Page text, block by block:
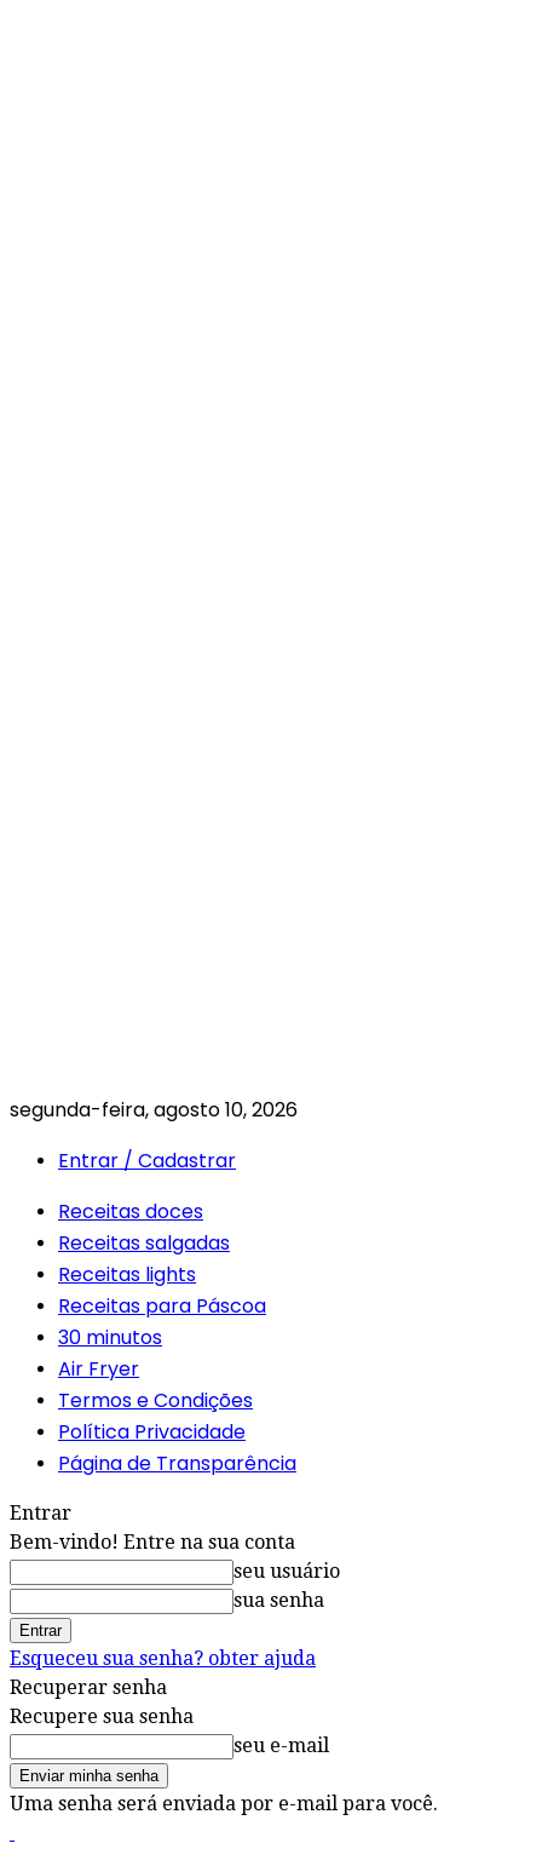
segunda-feira, agosto 10, 2026
Entrar / Cadastrar
Receitas doces
Receitas salgadas
Receitas lights
Receitas para Páscoa
30 minutos
Air Fryer
Termos e Condições
Política Privacidade
Página de Transparência
Entrar
Bem-vindo! Entre na sua conta
seu usuário
sua senha
Esqueceu sua senha? obter ajuda
Recuperar senha
Recupere sua senha
seu e-mail
Uma senha será enviada por e-mail para você.